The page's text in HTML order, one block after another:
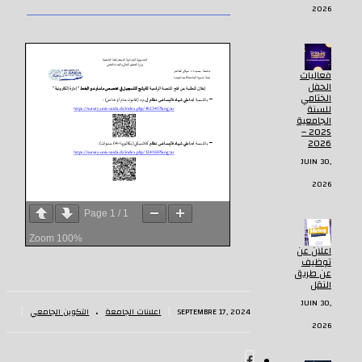
Page 1 / 1
Zoom 100%
SEPTEMBRE 17, 2024 اعلانات الجامعة . التكوين الجامعي
2026
فعاليات
الحفل
الختامي
للسنة
الجامعية
2025 –
2026
JUIN 30,
2026
اعلان عن
توظيف
عن طريق
النقل
JUIN 30,
2026